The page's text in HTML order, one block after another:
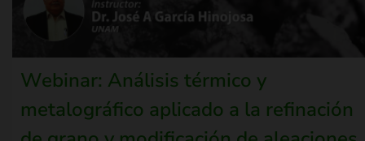
Webinar: Análisis térmico y
metalográfico aplicado a la refinación